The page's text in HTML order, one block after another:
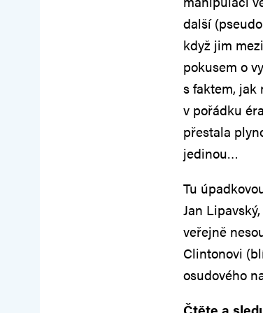
další
když jim
pokusem o
s faktem, jak
v pořádku
přestala
jedinou…
Tu
Jan
veřejně
Clintonovi
osudového